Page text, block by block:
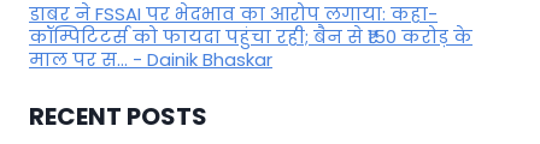
डाबर ने FSSAI पर भेदभाव का आरोप लगाया: कहा-
कॉम्पिटिटर्स को फायदा पहुंचा रही; बैन से ₹150 करोड़ के
माल पर स... - Dainik Bhaskar
RECENT POSTS